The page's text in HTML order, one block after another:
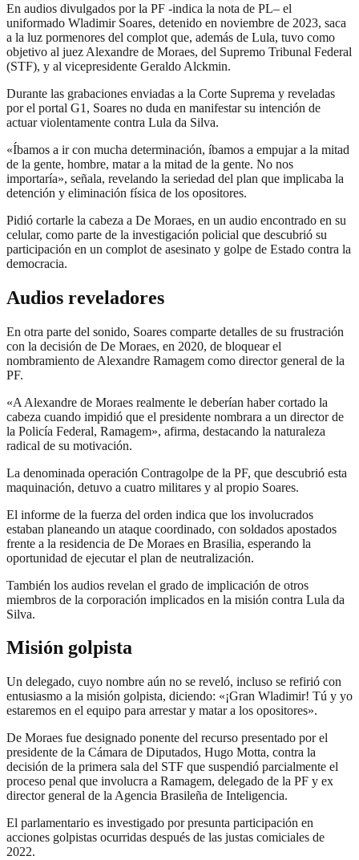
En audios divulgados por la PF -indica la nota de PL– el
uniformado Wladimir Soares, detenido en noviembre de 2023, saca
a la luz pormenores del complot que, además de Lula, tuvo como
objetivo al juez Alexandre de Moraes, del Supremo Tribunal Federal
(STF), y al vicepresidente Geraldo Alckmin.
Durante las grabaciones enviadas a la Corte Suprema y reveladas
por el portal G1, Soares no duda en manifestar su intención de
actuar violentamente contra Lula da Silva.
«Íbamos a ir con mucha determinación, íbamos a empujar a la mitad
de la gente, hombre, matar a la mitad de la gente. No nos
importaría», señala, revelando la seriedad del plan que implicaba la
detención y eliminación física de los opositores.
Pidió cortarle la cabeza a De Moraes, en un audio encontrado en su
celular, como parte de la investigación policial que descubrió su
participación en un complot de asesinato y golpe de Estado contra la
democracia.
Audios reveladores
En otra parte del sonido, Soares comparte detalles de su frustración
con la decisión de De Moraes, en 2020, de bloquear el
nombramiento de Alexandre Ramagem como director general de la
PF.
«A Alexandre de Moraes realmente le deberían haber cortado la
cabeza cuando impidió que el presidente nombrara a un director de
la Policía Federal, Ramagem», afirma, destacando la naturaleza
radical de su motivación.
La denominada operación Contragolpe de la PF, que descubrió esta
maquinación, detuvo a cuatro militares y al propio Soares.
El informe de la fuerza del orden indica que los involucrados
estaban planeando un ataque coordinado, con soldados apostados
frente a la residencia de De Moraes en Brasilia, esperando la
oportunidad de ejecutar el plan de neutralización.
También los audios revelan el grado de implicación de otros
miembros de la corporación implicados en la misión contra Lula da
Silva.
Misión golpista
Un delegado, cuyo nombre aún no se reveló, incluso se refirió con
entusiasmo a la misión golpista, diciendo: «¡Gran Wladimir! Tú y yo
estaremos en el equipo para arrestar y matar a los opositores».
De Moraes fue designado ponente del recurso presentado por el
presidente de la Cámara de Diputados, Hugo Motta, contra la
decisión de la primera sala del STF que suspendió parcialmente el
proceso penal que involucra a Ramagem, delegado de la PF y ex
director general de la Agencia Brasileña de Inteligencia.
El parlamentario es investigado por presunta participación en
acciones golpistas ocurridas después de las justas comiciales de
2022.